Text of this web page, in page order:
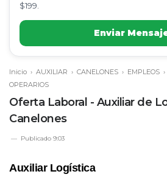
$199.
Enviar
Inicio › AUXILIAR › CANELONES › EMPLEOS ›
OPERARIOS
Oferta Laboral - Auxiliar de
Canelones
Publicado 9:03
Auxiliar Logística